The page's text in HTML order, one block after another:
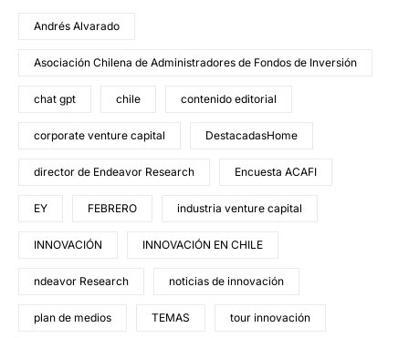
Andrés Alvarado
Asociación Chilena de Administradores de Fondos de Inversión
chat gpt chile contenido editorial
corporate venture capital DestacadasHome
director de Endeavor Research Encuesta ACAFI
EY FEBRERO industria venture capital
INNOVACIÓN INNOVACIÓN EN CHILE
ndeavor Research noticias de innovación
plan de medios TEMAS tour innovación